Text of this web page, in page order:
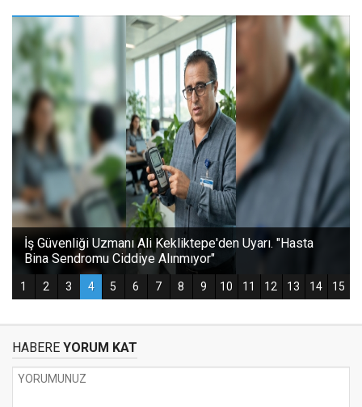
HABERE YORUM KAT